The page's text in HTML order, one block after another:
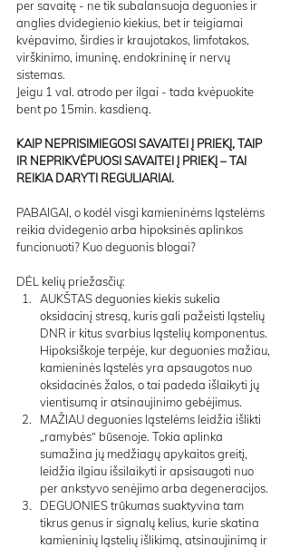
per savaitę - ne tik subalansuoja deguonies ir
anglies dvidegienio kiekius, bet ir teigiamai
kvėpavimo, širdies ir kraujotakos, limfotakos,
virškinimo, imuninę, endokrininę ir nervų
sistemas.
Jeigu 1 val. atrodo per ilgai - tada kvėpuokite
bent po 15min. kasdieną.
KAIP NEPRISIMIEGOSI SAVAITEI Į PRIEKĮ, TAIP
IR NEPRIKVĖPUOSI SAVAITEI Į PRIEKĮ – TAI
REIKIA DARYTI REGULIARIAI.
PABAIGAI, o kodėl visgi kamieninėms ląstelėms
reikia dvidegenio arba hipoksinės aplinkos
funcionuoti? Kuo deguonis blogai?
DĖL kelių priežasčių:
AUKŠTAS deguonies kiekis sukelia
oksidacinį stresą, kuris gali pažeisti ląstelių
DNR ir kitus svarbius ląstelių komponentus.
Hipoksiškoje terpėje, kur deguonies mažiau,
kamieninės ląstelės yra apsaugotos nuo
oksidacinės žalos, o tai padeda išlaikyti jų
vientisumą ir atsinaujinimo gebėjimus.
MAŽIAU deguonies ląstelėms leidžia išlikti
„ramybės“ būsenoje. Tokia aplinka
sumažina jų medžiagų apykaitos greitį,
leidžia ilgiau išsilaikyti ir apsisaugoti nuo
per ankstyvo senėjimo arba degeneracijos.
DEGUONIES trūkumas suaktyvina tam
tikrus genus ir signalų kelius, kurie skatina
kamieninių ląstelių išlikimą, atsinaujinimą ir